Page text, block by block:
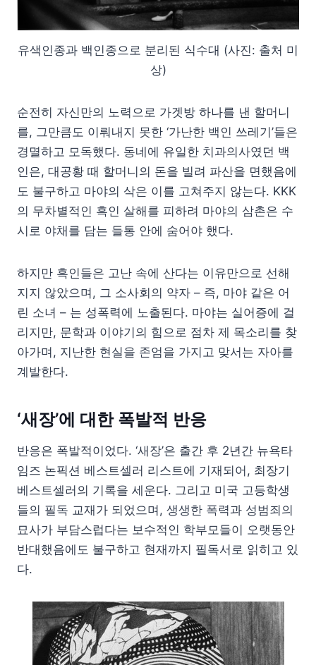
유색인종과 백인종으로 분리된 식수대 (사진: 출처 미
상)
순전히 자신만의 노력으로 가겟방 하나를 낸 할머니
를, 그만큼도 이뤄내지 못한 ‘가난한 백인 쓰레기’들은
경멸하고 모독했다. 동네에 유일한 치과의사였던 백
인은, 대공황 때 할머니의 돈을 빌려 파산을 면했음에
도 불구하고 마야의 삭은 이를 고쳐주지 않는다. KKK
의 무차별적인 흑인 살해를 피하려 마야의 삼촌은 수
시로 야채를 담는 들통 안에 숨어야 했다.
하지만 흑인들은 고난 속에 산다는 이유만으로 선해
지지 않았으며, 그 소사회의 약자 – 즉, 마야 같은 어
린 소녀 – 는 성폭력에 노출된다. 마야는 실어증에 걸
리지만, 문학과 이야기의 힘으로 점차 제 목소리를 찾
아가며, 지난한 현실을 존엄을 가지고 맞서는 자아를
계발한다.
‘새장’에 대한 폭발적 반응
반응은 폭발적이었다. ‘새장’은 출간 후 2년간 뉴욕타
임즈 논픽션 베스트셀러 리스트에 기재되어, 최장기
베스트셀러의 기록을 세운다. 그리고 미국 고등학생
들의 필독 교재가 되었으며, 생생한 폭력과 성범죄의
묘사가 부담스럽다는 보수적인 학부모들이 오랫동안
반대했음에도 불구하고 현재까지 필독서로 읽히고 있
다.